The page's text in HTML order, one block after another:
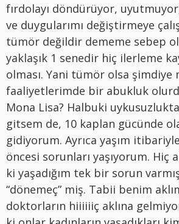
fırdolayı döndürüyor,
ve duygularımı değiştirmeye
tümör değildir dememe sebep
yaklaşık 1 senedir hiç ilerleme
olması. Yani tümör olsa şimdiye
faaliyetlerimde bir abukluk
Mona Lisa? Halbuki
gitsem de, 10 kaplan gücünde
gidiyorum. Ayrıca yaşım
öncesi sorunları yaşıyorum. Hiç
ki yaşadığım tek bir sorun
“dönemeç” miş. Tabii benim
doktorların hiiiiiiç aklına